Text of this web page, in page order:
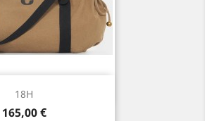
18H
Prix
165,00 €
Aperçu rapide